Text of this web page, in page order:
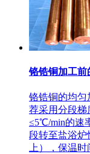
铬锆铜加工前
铬锆铜的均匀
荐采用分段梯
≤5℃/min的速
段转至盐浴炉
上），保温